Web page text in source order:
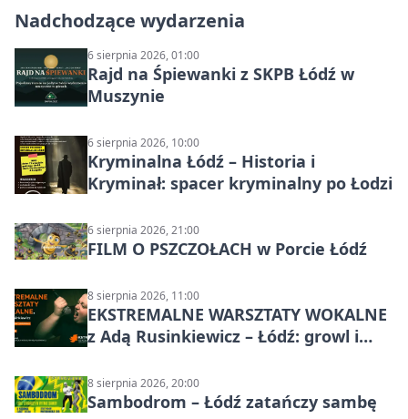
Nadchodzące wydarzenia
6 sierpnia 2026, 01:00
Rajd na Śpiewanki z SKPB Łódź w
Muszynie
6 sierpnia 2026, 10:00
Kryminalna Łódź – Historia i
Kryminał: spacer kryminalny po Łodzi
6 sierpnia 2026, 21:00
FILM O PSZCZOŁACH w Porcie Łódź
8 sierpnia 2026, 11:00
EKSTREMALNE WARSZTATY WOKALNE
z Adą Rusinkiewicz – Łódź: growl i
8 sierpnia 2026, 20:00
Sambodrom – Łódź zatańczy sambę